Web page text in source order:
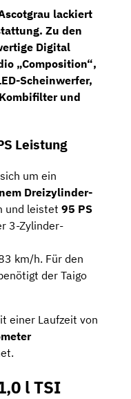
lackiert
Zu den
Digital
„Composition“,
Scheinwerfer,
und
Leistung
um ein
Dreizylinder-
und leistet 95 PS
3-Zylinder-
km/h. Für den
der Taigo
einer Laufzeit von
l TSI